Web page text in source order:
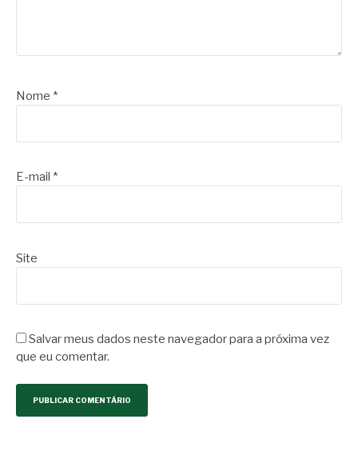
Nome *
E-mail *
Site
Salvar meus dados neste navegador para a próxima vez
que eu comentar.